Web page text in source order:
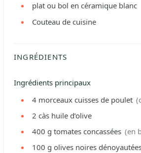
plat ou bol en céramique blanc
Couteau de cuisine
INGRÉDIENTS
Ingrédients principaux
4 morceaux cuisses de poulet
2 càs huile d’olive
400 g tomates concassées (en
100 g olives noires